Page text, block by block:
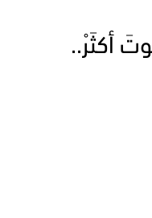
أكثَرْ..